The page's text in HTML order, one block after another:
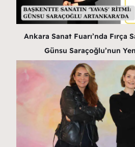
Ankara Sanat Fuarı’nda Fırça
Günsu Saraçoğlu’nun